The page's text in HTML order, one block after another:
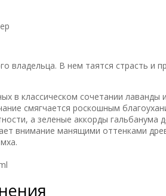
владельца. В нем таятся страсть и
в классическом сочетании лаванды
смягчается роскошным
а зеленые аккорды гальбанума
внимание манящими оттенками